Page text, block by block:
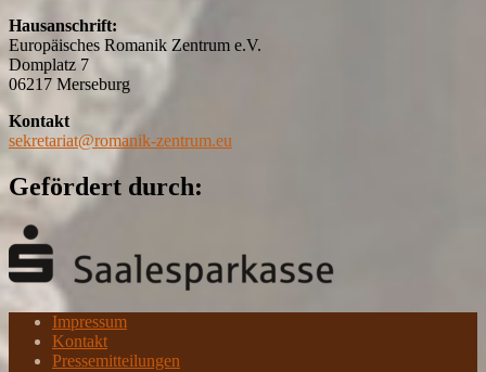
Hausanschrift:
Europäisches Romanik Zentrum e.V.
Domplatz 7
06217 Merseburg
Kontakt
sekretariat@romanik-zentrum.eu
Gefördert durch:
Impressum
Kontakt
Pressemitteilungen